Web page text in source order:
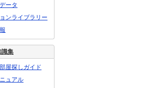
ータ
ンライブラリー
識集
屋探しガイド
ュアル